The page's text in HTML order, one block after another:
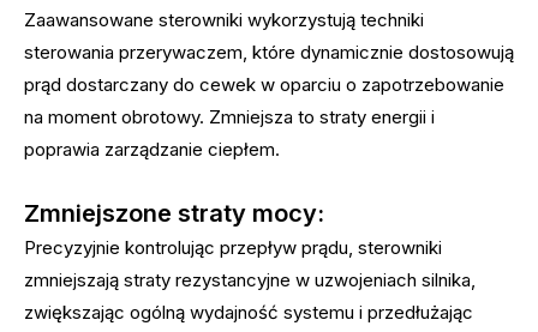
Zaawansowane sterowniki wykorzystują techniki
sterowania przerywaczem, które dynamicznie dostosowują
prąd dostarczany do cewek w oparciu o zapotrzebowanie
na moment obrotowy. Zmniejsza to straty energii i
poprawia zarządzanie ciepłem.
Zmniejszone straty mocy:
Precyzyjnie kontrolując przepływ prądu, sterowniki
zmniejszają straty rezystancyjne w uzwojeniach silnika,
zwiększając ogólną wydajność systemu i przedłużając